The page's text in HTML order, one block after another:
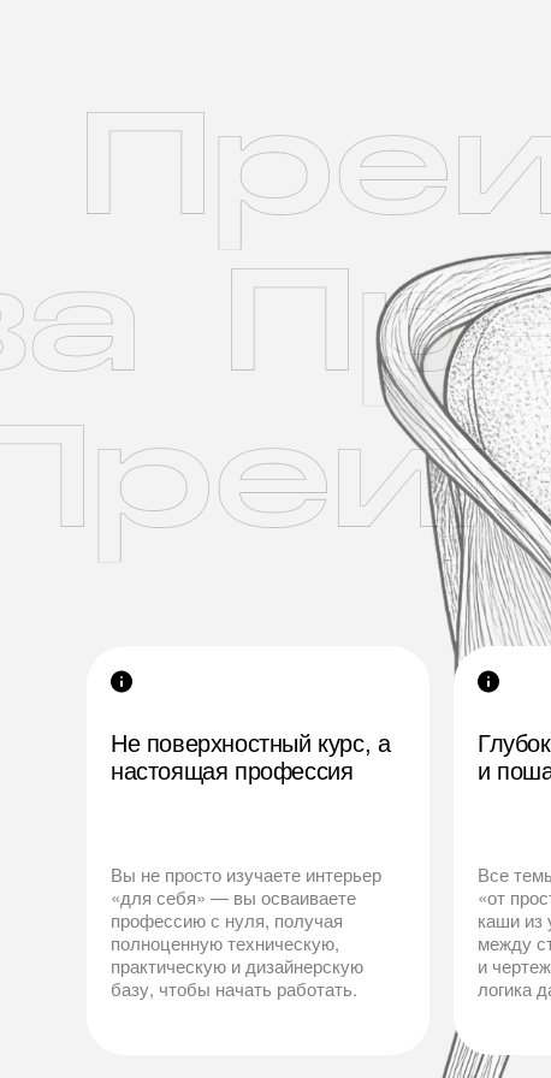
Не поверхностный курс, а
настоящая профессия
Вы не просто изучаете интерьер
«для себя» — вы осваиваете
профессию с нуля, получая
полноценную техническую,
практическую и дизайнерскую
базу, чтобы начать работать.
и
Все
«от
каши из
между
и
логика